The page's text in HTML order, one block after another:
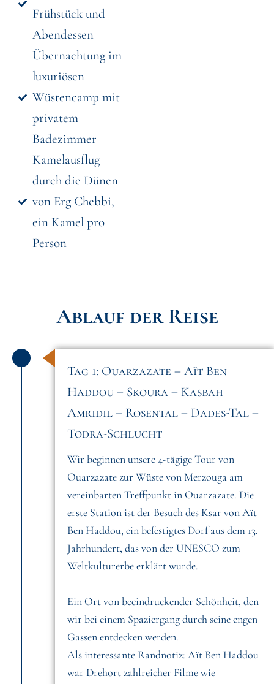
Frühstück und
Abendessen
Übernachtung im
luxuriösen
Wüstencamp mit
privatem
Badezimmer
Kamelausflug
durch die Dünen
von Erg Chebbi,
ein Kamel pro
Person
Ablauf der Reise
Tag 1: Ouarzazate – Aït Ben
Haddou – Skoura – Kasbah
Amridil – Rosental – Dades-Tal –
Todra-Schlucht
Wir beginnen unsere 4-tägige Tour von
Ouarzazate zur Wüste von Merzouga am
vereinbarten Treffpunkt in Ouarzazate. Die
erste Station ist der Besuch des Ksar von Aït
Ben Haddou, ein befestigtes Dorf aus dem 13.
Jahrhundert, das von der UNESCO zum
Weltkulturerbe erklärt wurde.
Ein Ort von beeindruckender Schönheit, den
wir bei einem Spaziergang durch seine engen
Gassen entdecken werden.
Als interessante Randnotiz: Aït Ben Haddou
war Drehort zahlreicher Filme wie